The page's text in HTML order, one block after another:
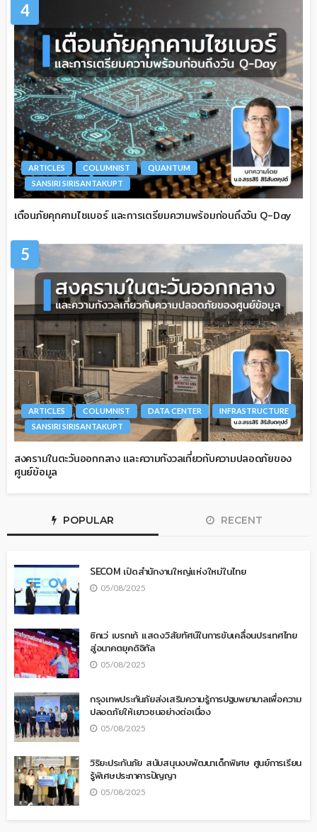
4
ARTICLES COLUMNIST
QUANTUM
SANSIRI SIRISANTAKUPT
เตือนภัยคุกคามไซเบอร์ และการเตรียมความพร้อมก่อนถึงวัน Q-Day
5
ARTICLES COLUMNIST DATA CENTER
INFRASTRUCTURE
SANSIRI SIRISANTAKUPT
สงครามในตะวันออกกลาง และความกังวลเกี่ยวกับความปลอดภัยของ
ศูนย์ข้อมูล
POPULAR RECENT
SECOM เปิดสำนักงานใหญ่แห่งใหม่ในไทย
05/08/2025
ซิกเว่ เบรกเก้ แสดงวิสัยทัศน์ในการขับเคลื่อนประเทศไทย
สู่อนาคตยุคดิจิทัล
05/08/2025
กรุงเทพประกันภัยส่งเสริมความรู้การปฐมพยาบาลเพื่อความ
ปลอดภัยให้เยาวชนอย่างต่อเนื่อง
05/08/2025
วิริยะประกันภัย สนับสนุนงบพัฒนาเด็กพิเศษ ศูนย์การเรียน
รู้พิเศษประภาคารปัญญา
05/08/2025